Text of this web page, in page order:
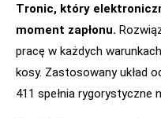
Tronic, który
moment zapłonu.
pracę w każdych
kosy. Zastosowany układ
411 spełnia rygorystyczne